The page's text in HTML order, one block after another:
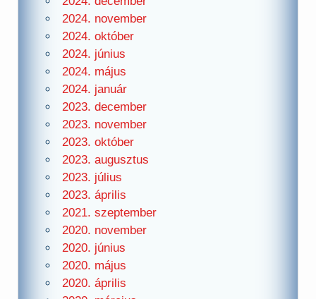
2024. november
2024. október
2024. június
2024. május
2024. január
2023. december
2023. november
2023. október
2023. augusztus
2023. július
2023. április
2021. szeptember
2020. november
2020. június
2020. május
2020. április